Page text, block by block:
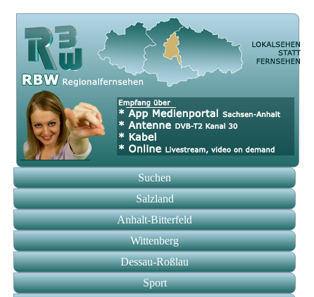
Suchen
Salzland
Anhalt-Bitterfeld
Wittenberg
Dessau-Roßlau
Sport